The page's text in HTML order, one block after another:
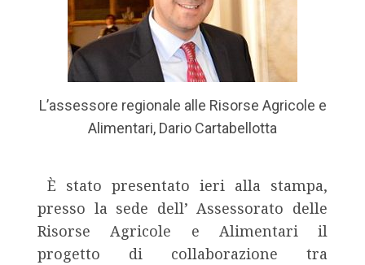
L’assessore regionale alle Risorse Agricole e
Alimentari, Dario Cartabellotta
È stato presentato ieri alla stampa,
presso la sede dell’ Assessorato delle
Risorse Agricole e Alimentari il
progetto di collaborazione tra